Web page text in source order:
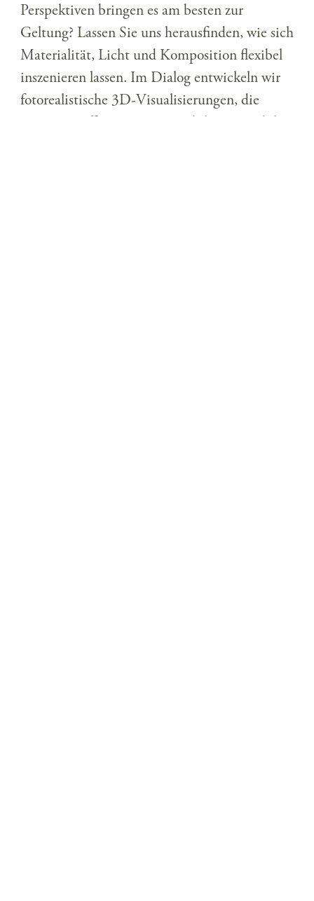
Perspektiven bringen es am besten zur
Geltung? Lassen Sie uns herausfinden, wie sich
Materialität, Licht und Komposition flexibel
inszenieren lassen. Im Dialog entwickeln wir
fotorealistische 3D-Visualisierungen, die
Varianten effizient zeigen und Ihrem Produkt